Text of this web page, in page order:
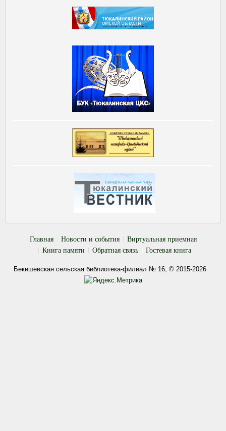
Главная Новости и события
Виртуальная приемная
Книга памяти
Обратная связь Гостевая книга
Бекишевская сельская библиотека-филиал № 16, © 2015-2026